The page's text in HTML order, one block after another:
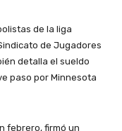
de la liga
de Jugadores
detalla el sueldo
paso por Minnesota
febrero, firmó un